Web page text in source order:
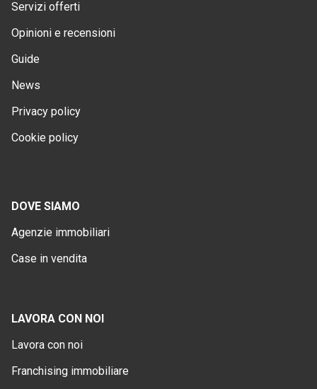
Servizi offerti
Opinioni e recensioni
Guide
News
Privacy policy
Cookie policy
DOVE SIAMO
Agenzie immobiliari
Case in vendita
LAVORA CON NOI
Lavora con noi
Franchising immobiliare